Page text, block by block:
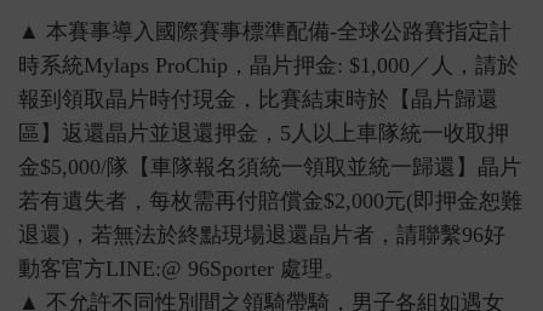
▲ 本賽事導入國際賽事標準配備-全球公路賽指定計
時系統Mylaps ProChip， 晶片押金: $1,000／人，請於
報到領取晶片時付現金，比賽結束時於【晶片歸還
區】返還晶片並退還押金，5人以上車隊統一收取押
金$5,000/隊【車隊報名須統一領取並統一歸還】晶片
若有遺失者，每枚需再付賠償金$2,000元(即押金恕難
退還)，若無法於終點現場退還晶片者，請聯繫96好
動客官方LINE:@ 96Sporter 處理。
▲ 不允許不同性別間之領騎帶騎，男子各組如遇女